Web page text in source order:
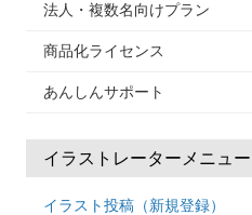
法人・複数名向けプラン
商品化ライセンス
あんしんサポート
イラストレーターメニュー
イラスト投稿（新規登録）